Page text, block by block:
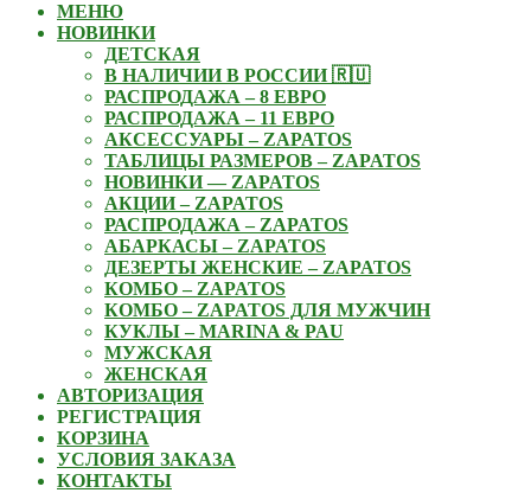
МЕНЮ
НОВИНКИ
ДЕТСКАЯ
В НАЛИЧИИ В РОССИИ 🇷🇺
РАСПРОДАЖА – 8 ЕВРО
РАСПРОДАЖА – 11 ЕВРО
АКСЕССУАРЫ – ZAPATOS
ТАБЛИЦЫ РАЗМЕРОВ – ZAPATOS
НОВИНКИ — ZAPATOS
АКЦИИ – ZAPATOS
РАСПРОДАЖА – ZAPATOS
АБАРКАСЫ – ZAPATOS
ДЕЗЕРТЫ ЖЕНСКИЕ – ZAPATOS
КОМБО – ZAPATOS
КОМБО – ZAPATOS ДЛЯ МУЖЧИН
КУКЛЫ – MARINA & PAU
МУЖСКАЯ
ЖЕНСКАЯ
АВТОРИЗАЦИЯ
РЕГИСТРАЦИЯ
КОРЗИНА
УСЛОВИЯ ЗАКАЗА
КОНТАКТЫ